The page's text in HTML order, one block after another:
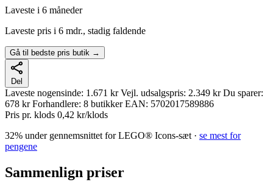
Laveste i 6 måneder
Laveste pris i 6 mdr., stadig faldende
Gå til bedste pris butik →
Del
Laveste nogensinde: 1.671 kr Vejl. udsalgspris: 2.349 kr Du sparer:
678 kr Forhandlere: 8 butikker EAN: 5702017589886
Pris pr. klods 0,42 kr/klods
32% under gennemsnittet for LEGO® Icons-sæt · se mest for
pengene
Sammenlign priser